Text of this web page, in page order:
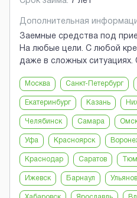
Дополнительная
Заемные средства под
На любые цели. С любой
даже в сложных ситуациях.
Москва Санкт-Петербург
Екатеринбург Казань
Челябинск Самара
Уфа Красноярск
Краснодар Саратов
Ижевск Барнаул